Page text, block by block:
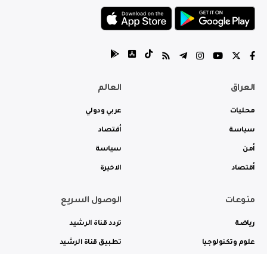
العراق
محليات
سياسة
أمن
أقتصاد
العالم
عربي ودولي
أقتصاد
سياسة
الاخيرة
منوعات
رياضة
علوم وتكنولوجيا
الوصول السريع
تردد قناة الرشيد
تطبيق قناة الرشيد